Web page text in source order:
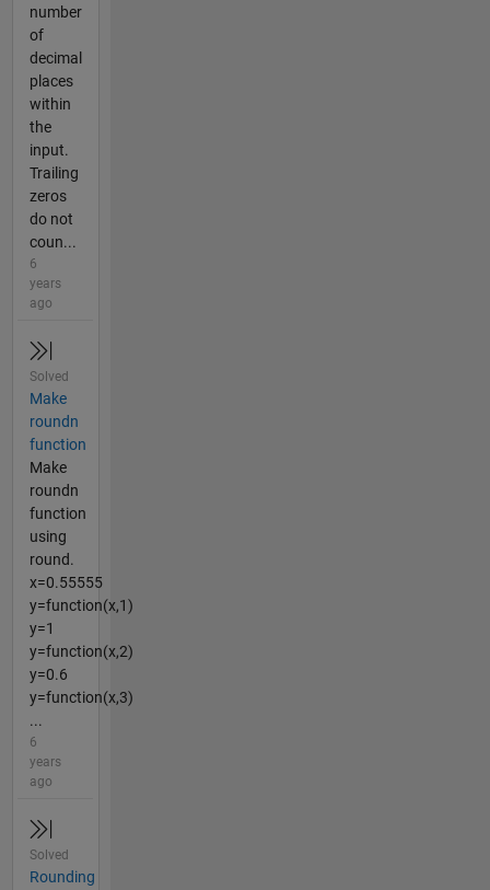
number
of
decimal
places
within
the
input.
Trailing
zeros
do not
coun...
6
years
ago
Solved
Make
roundn
function
Make
roundn
function
using
round.
x=0.55555
y=function(x,1)
y=1
y=function(x,2)
y=0.6
y=function(x,3)
...
6
years
ago
Solved
Rounding